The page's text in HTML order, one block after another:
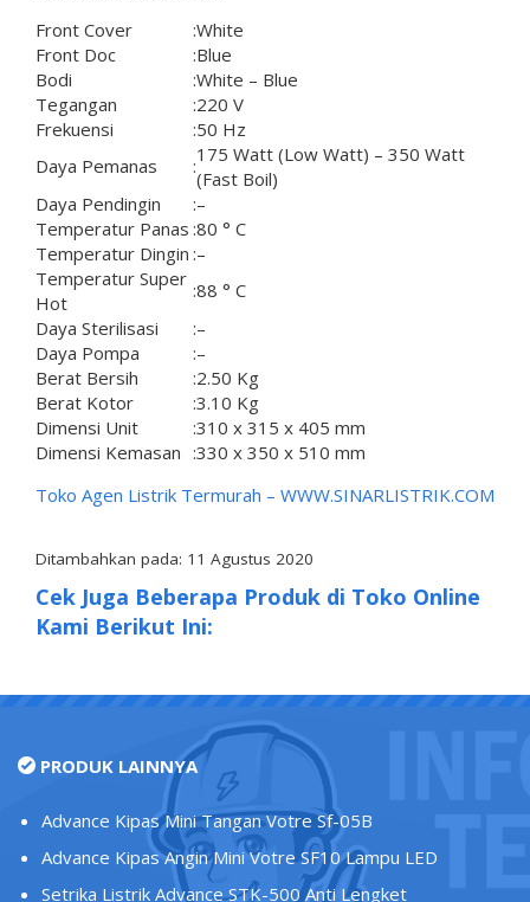
Front Cover
:White
Front Doc
:Blue
Bodi
:White – Blue
Tegangan
:220 V
Frekuensi
:50 Hz
Daya Pemanas
:175 Watt (Low Watt) – 350 Watt
(Fast Boil)
Daya Pendingin
:–
Temperatur Panas :80 ° C
Temperatur Dingin :–
Temperatur Super
Hot
:88 ° C
Daya Sterilisasi
:–
Daya Pompa
:–
Berat Bersih
:2.50 Kg
Berat Kotor
:3.10 Kg
Dimensi Unit
:310 x 315 x 405 mm
Dimensi Kemasan :330 x 350 x 510 mm
Toko Agen Listrik Termurah – WWW.SINARLISTRIK.COM
Ditambahkan pada: 11 Agustus 2020
Cek Juga Beberapa Produk di Toko Online
Kami Berikut Ini:
PRODUK LAINNYA
Advance Kipas Mini Tangan Votre Sf-05B
Advance Kipas Angin Mini Votre SF10 Lampu LED
Setrika Listrik Advance STK-500 Anti Lengket